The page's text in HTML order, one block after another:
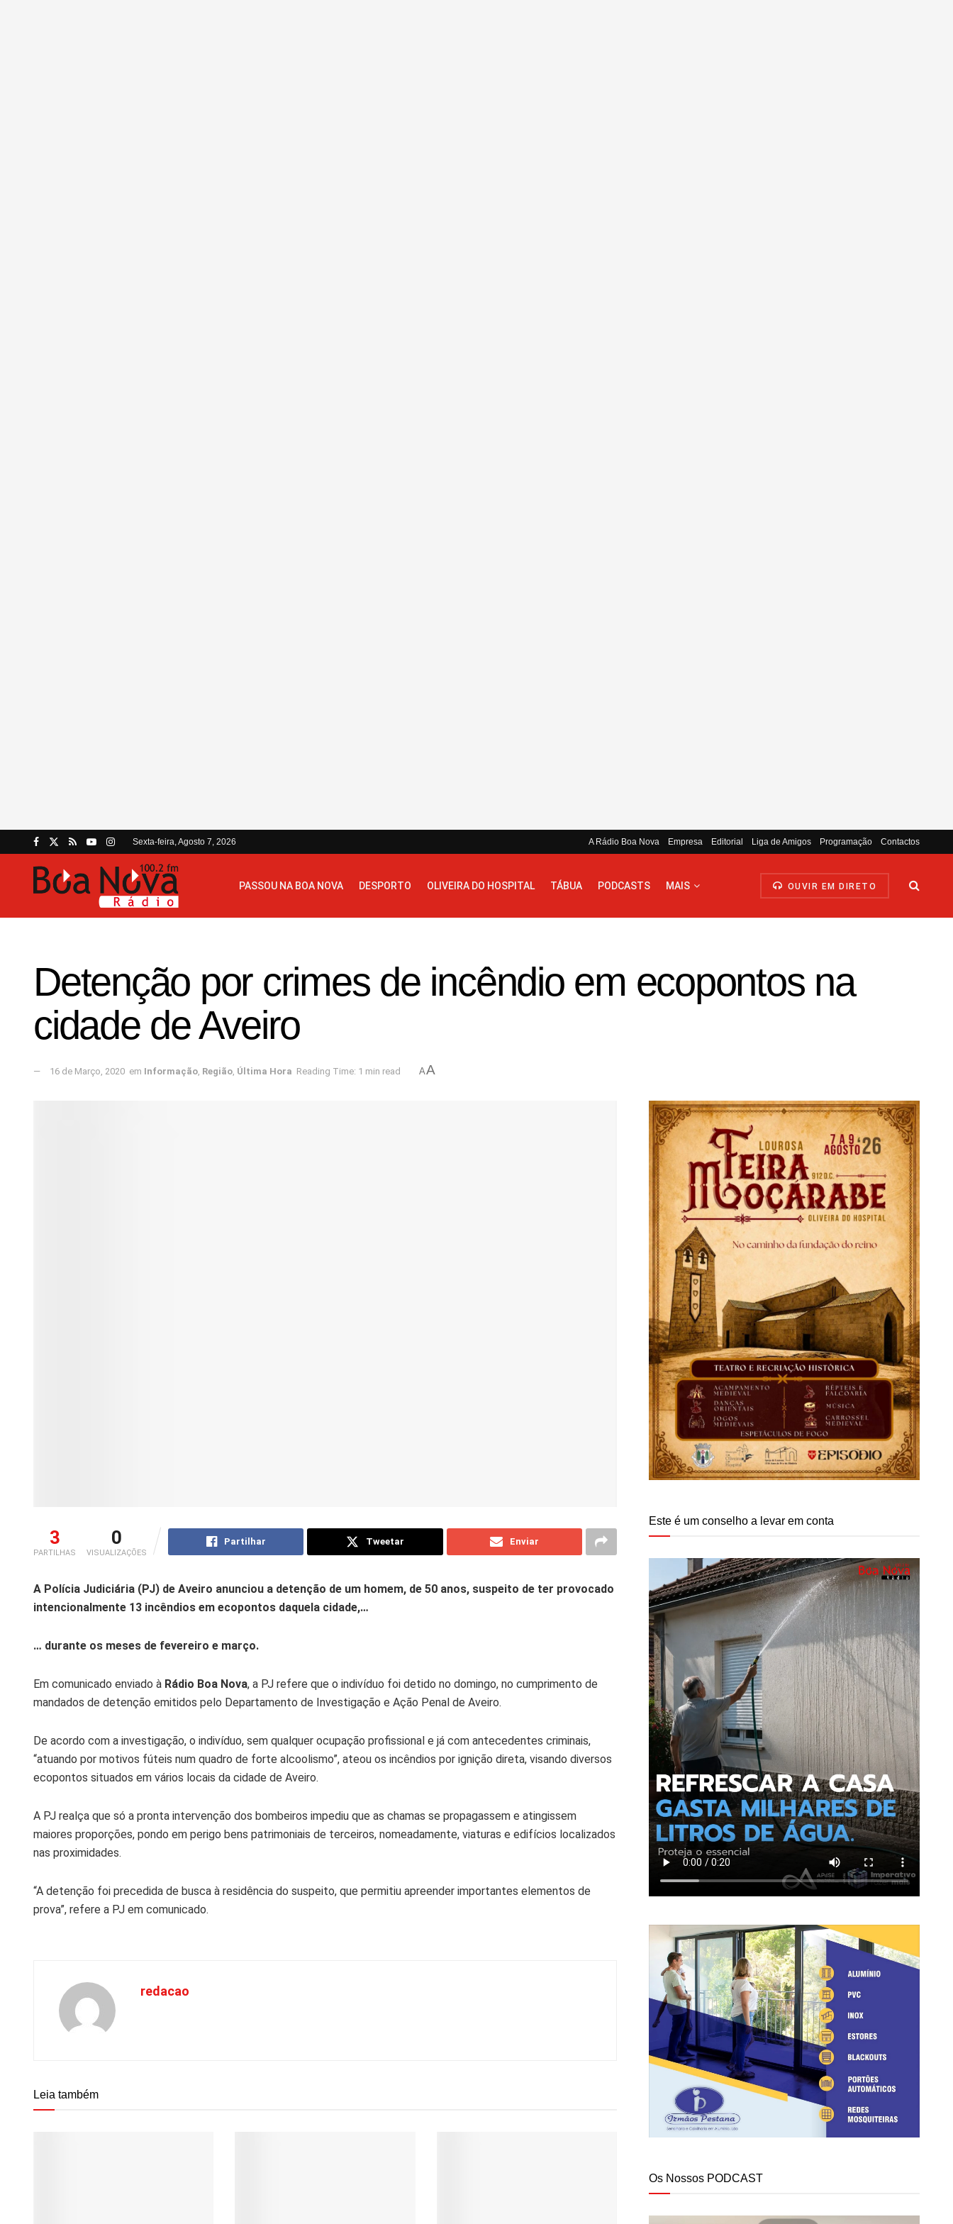
Sexta-feira, Agosto 7, 2026 A Rádio Boa Nova Empresa Editorial Liga de Amigos Programação Contactos
PASSOU NA BOA NOVA DESPORTO OLIVEIRA DO HOSPITAL TÁBUA PODCASTS MAIS OUVIR EM DIRETO
Detenção por crimes de incêndio em ecopontos na
cidade de Aveiro
16 de Março, 2020 em Informação, Região, Última Hora Reading Time: 1 min read AA
3
PARTILHAS
0
VISUALIZAÇÕES
Partilhar Tweetar Enviar
A Polícia Judiciária (PJ) de Aveiro anunciou a detenção de um homem, de 50 anos, suspeito de ter provocado
intencionalmente 13 incêndios em ecopontos daquela cidade,…
… durante os meses de fevereiro e março.
Em comunicado enviado à Rádio Boa Nova, a PJ refere que o indivíduo foi detido no domingo, no cumprimento de
mandados de detenção emitidos pelo Departamento de Investigação e Ação Penal de Aveiro.
De acordo com a investigação, o indivíduo, sem qualquer ocupação profissional e já com antecedentes criminais,
“atuando por motivos fúteis num quadro de forte alcoolismo”, ateou os incêndios por ignição direta, visando diversos
ecopontos situados em vários locais da cidade de Aveiro.
A PJ realça que só a pronta intervenção dos bombeiros impediu que as chamas se propagassem e atingissem
maiores proporções, pondo em perigo bens patrimoniais de terceiros, nomeadamente, viaturas e edifícios localizados
nas proximidades.
“A detenção foi precedida de busca à residência do suspeito, que permitiu apreender importantes elementos de
prova”, refere a PJ em comunicado.
redacao
Leia também
Este é um conselho a levar em conta
Os Nossos PODCAST